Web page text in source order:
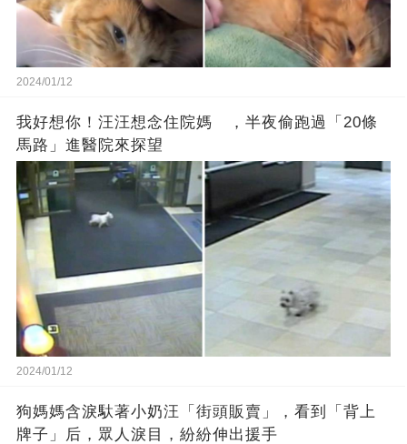
2024/01/12
我好想你！汪汪想念住院媽 ，半夜偷跑過「20條
馬路」進醫院來探望
2024/01/12
狗媽媽含淚馱著小奶汪「街頭販賣」，看到「背上
牌子」后，眾人淚目，紛紛伸出援手